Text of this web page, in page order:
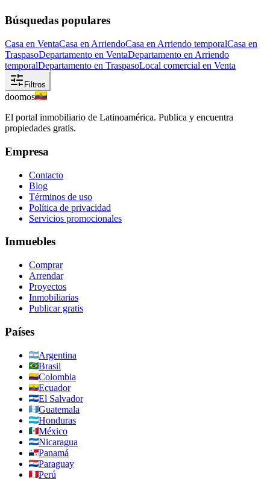
Búsquedas populares
Casa en VentaCasa en ArriendoCasa en Arriendo temporalCasa en
TraspasoDepartamento en VentaDepartamento en Arriendo
temporalDepartamento en TraspasoLocal comercial en Venta
Filtros
doomos
El portal inmobiliario de Latinoamérica. Publica y encuentra
propiedades gratis.
Empresa
Contacto
Blog
Términos de uso
Política de privacidad
Servicios promocionales
Inmuebles
Comprar
Arrendar
Proyectos
Inmobiliarias
Publicar gratis
Países
Argentina
Brasil
Colombia
Ecuador
El Salvador
Guatemala
Honduras
México
Nicaragua
Panamá
Paraguay
Perú